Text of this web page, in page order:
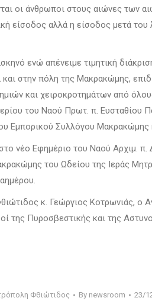
οι άνθρωποι στους αιώνες των
είσοδος αλλά η είσοδος μετά
ενώ απένειμε τιμητική
στην πόλη της Μακρακώμης,
και χειροκροτημάτων από
του Ναού Πρωτ. π. Ευσταθίου
Εμπορικού Συλλόγου Μακρακώμης
νέο Εφημέριο του Ναού Αρχιμ.
του Ωδείου της Ιεράς
κ. Γεώργιος Κοτρωνιάς, ο
της Πυροσβεστικής και της
Φθιώτιδος By newsroom 23/